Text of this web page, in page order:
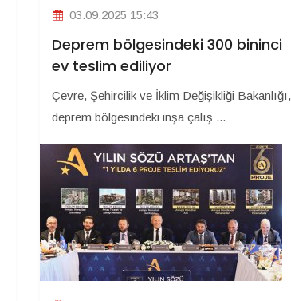
03.09.2025 15:43
Deprem bölgesindeki 300 bininci
ev teslim ediliyor
Çevre, Şehircilik ve İklim Değişikliği Bakanlığı,
deprem bölgesindeki inşa çalış ...